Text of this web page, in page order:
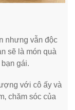
nhưng vẫn độc
sẽ là món quà
gái.
với cô ấy và
chăm sóc của